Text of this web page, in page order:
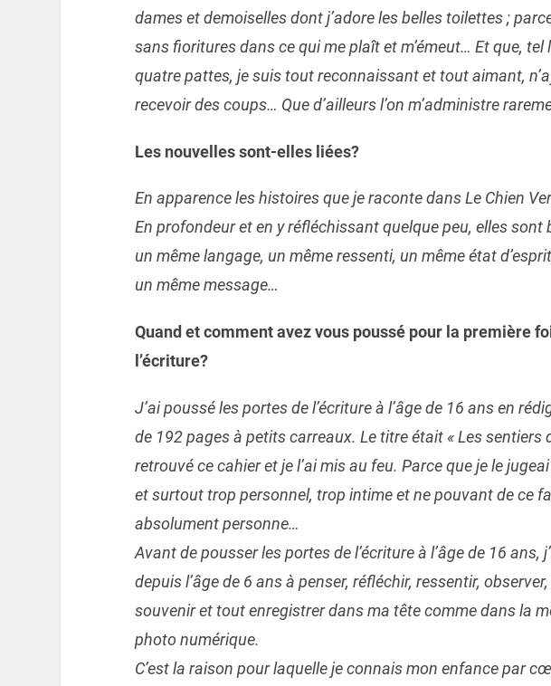
dames et demoiselles dont j’adore les belles toilettes ;
sans fioritures dans ce qui me plaît et m’émeut… Et que, tel
quatre pattes, je suis tout reconnaissant et tout aimant,
recevoir des coups… Que d’ailleurs l’on m’administre
Les nouvelles sont-elles liées?
En apparence les histoires que je raconte dans Le Chien
En profondeur et en y réfléchissant quelque peu, elles sont
un même langage, un même ressenti, un même état
un même message…
Quand et comment avez vous poussé pour la première
l’écriture?
J’ai poussé les portes de l’écriture à l’âge de 16 ans en
de 192 pages à petits carreaux. Le titre était « Les sentiers
retrouvé ce cahier et je l’ai mis au feu. Parce que je le
et surtout trop personnel, trop intime et ne pouvant de ce
absolument personne…
Avant de pousser les portes de l’écriture à l’âge de 16 ans,
depuis l’âge de 6 ans à penser, réfléchir, ressentir,
souvenir et tout enregistrer dans ma tête comme dans la
photo numérique.
C’est la raison pour laquelle je connais mon enfance par